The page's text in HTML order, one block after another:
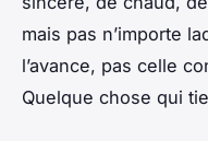
mais pas n’importe
l’avance, pas celle
Quelque chose qui